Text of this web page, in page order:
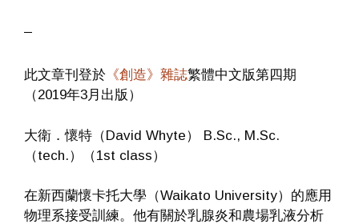
此文章刊登於 《創造》雜誌繁體中文版第四期
（2019年3月出版）
大衛．懷特（David Whyte） B.Sc., M.Sc.
（tech.）（1st class）
在新西蘭懷卡托大學（Waikato University）的應用
物理系接受訓練。他有關於乳腺炎和農場乳液分析